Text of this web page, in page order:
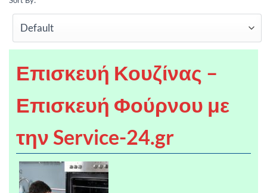
Επισκευή Κουζίνας –
Επισκευή Φούρνου με
την Service-24.gr